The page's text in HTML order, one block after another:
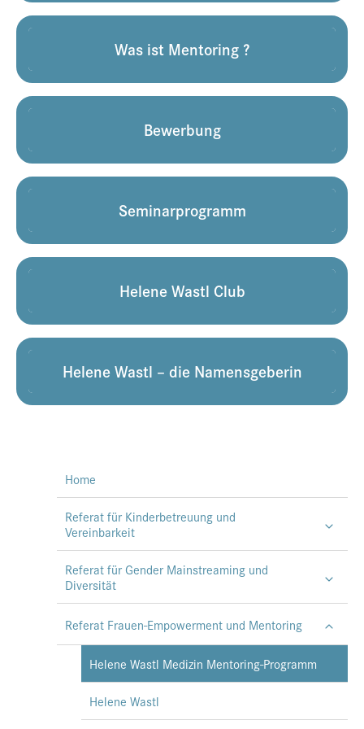
Was ist Mentoring ?
Bewerbung
Seminarprogramm
Helene Wastl Club
Helene Wastl – die Namensgeberin
Home
Referat für Kinderbetreuung und
Vereinbarkeit
Referat für Gender Mainstreaming und
Diversität
Referat Frauen-Empowerment und Mentoring
Helene Wastl Medizin Mentoring-Programm
Helene Wastl